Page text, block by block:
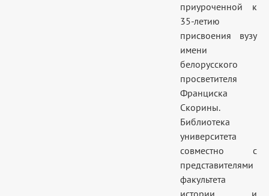
приуроченной к
35-летию
присвоения вузу
имени
белорусского
просветителя
Франциска
Скорины.
Библиотека
университета
совместно с
представителями
факультета